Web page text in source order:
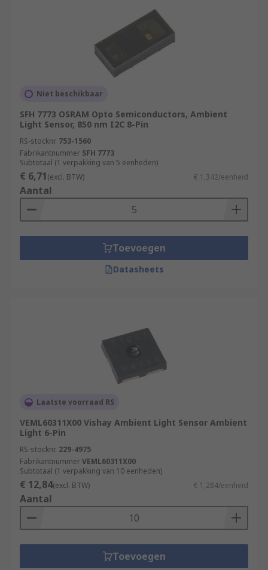
Niet beschikbaar
SFH 7773 OSRAM Opto Semiconductors, Ambient
Light Sensor, 850 nm I2C 8-Pin
RS-stocknr. 753-1560
Fabrikantnummer SFH 7773
Subtotaal (1 verpakking van 5 eenheden)
€ 6,71(excl. BTW) € 1,342/eenheid
Aantal
Toevoegen
Datasheets
Laatste voorraad RS
VEML60311X00 Vishay Ambient Light Sensor Ambient
Light 6-Pin
RS-stocknr. 229-4975
FabrikantnummerVEML60311X00
Subtotaal (1 verpakking van 10 eenheden)
€ 12,84(excl. BTW) € 1,284/eenheid
Aantal
Toevoegen